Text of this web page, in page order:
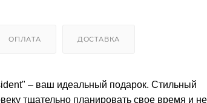
ОПЛАТА ДОСТАВКА
– ваш идеальный подарок. Стильный
тщательно планировать свое время и не